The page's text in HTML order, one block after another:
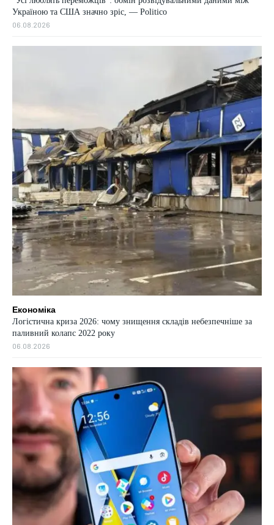
Україною та США значно зріс, — Politico
06.08.2026
Економіка
Логістична криза 2026: чому знищення складів небезпечніше за
паливний колапс 2022 року
06.08.2026